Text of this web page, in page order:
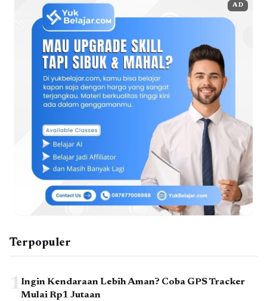
AD
Terpopuler
1Ingin Kendaraan Lebih Aman? Coba GPS Tracker
Mulai Rp1 Jutaan